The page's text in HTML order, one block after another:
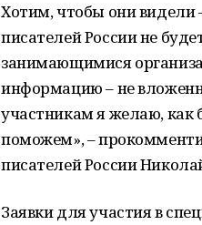
Хотим, чтобы они видели
писателей России не
занимающимися
информацию – не
участникам я желаю, как
поможем», –
писателей России
Заявки для участия в